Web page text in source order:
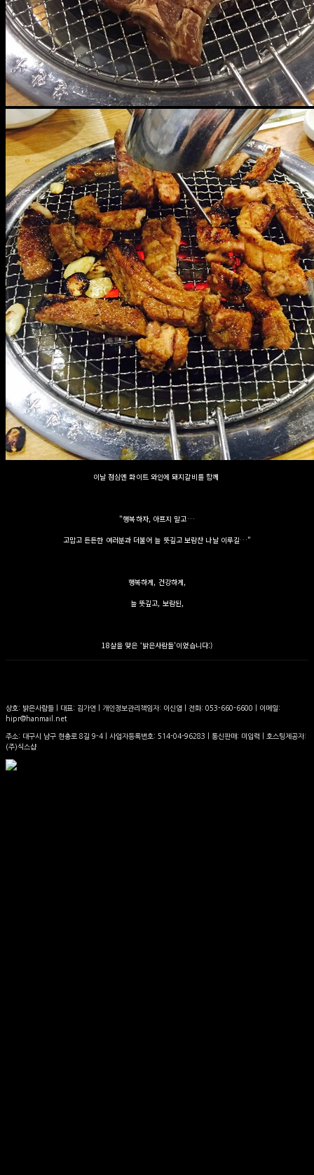
이날 점심엔 화이트 와인에 돼지갈비를 함께
"행복하자, 아프지 말고…
고맙고 든든한 여러분과 더불어 늘 뜻깊고 보람찬 나날 이루길…"
행복하게, 건강하게,
늘 뜻깊고, 보람된,
18살을 맞은 ‘밝은사람들’이었습니다:) ​
상호: 밝은사람들 | 대표: 김가연 | 개인정보관리책임자: 이신엽 | 전화: 053-660-6600 | 이메일:
hipr@hanmail.net
주소: 대구시 남구 현충로 8길 9-4 | 사업자등록번호: 514-04-96283 | 통신판매: 미입력 | 호스팅제공자:
(주)식스샵